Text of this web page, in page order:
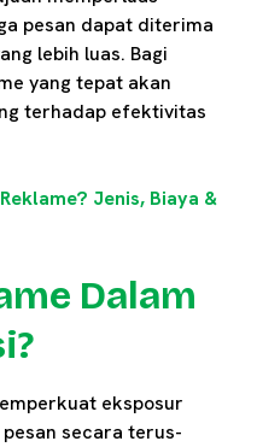
pesan dapat diterima
lebih luas. Bagi
yang tepat akan
terhadap efektivitas
Jenis, Biaya &
Dalam
eksposur
secara terus-